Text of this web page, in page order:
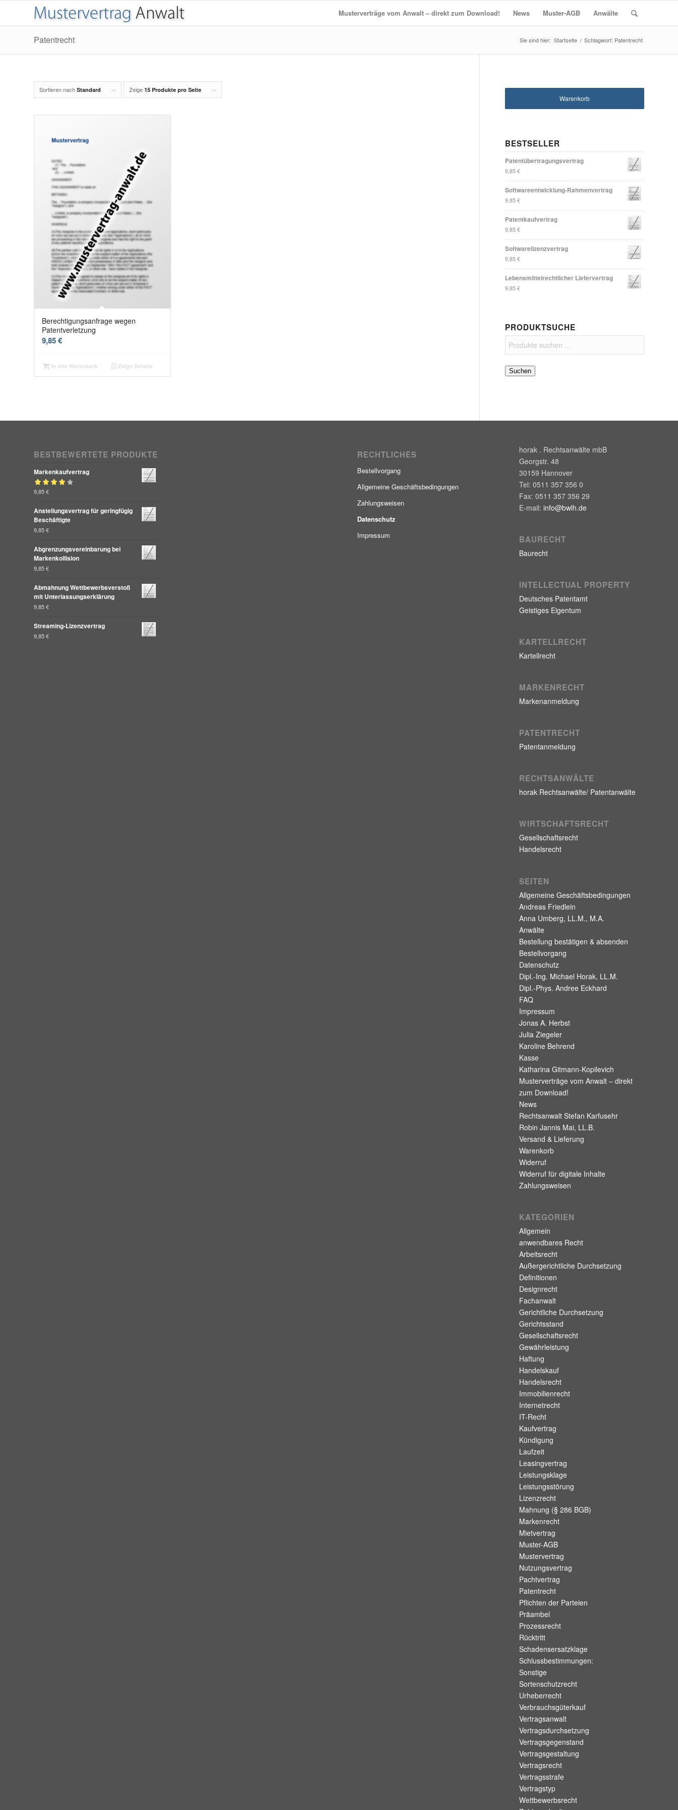
Musterverträge vom Anwalt – direkt zum Download! News Muster-AGB Anwälte
Patentrecht Startseite / Schlagwort: Patentrecht
Sortieren nach Standard Zeige 15 Produkte pro Seite
Berechtigungsanfrage wegen
Patentverletzung
9,85€
In den Warenkorb Zeige Details
Warenkorb
BESTSELLER
Patentübertragungsvertrag
9,85€
Softwareentwicklung-Rahmenvertrag
9,85€
Patentkaufvertrag
9,85€
Softwarelizenzvertrag
9,85€
Lebensmittelrechtlicher Liefervertrag
9,85€
PRODUKTSUCHE
Suchen
BESTBEWERTETE PRODUKTE
Markenkaufvertrag
Bewertet mit
9,85€
Anstellungsvertrag für geringfügig
Beschäftigte
9,85€
Abgrenzungsvereinbarung bei
Markenkollision
9,85€
Abmahnung Wettbewerbsverstoß
mit Unterlassungserklärung
9,85€
Streaming-Lizenzvertrag
9,85€
RECHTLICHES
Bestellvorgang
Allgemeine Geschäftsbedingungen
Zahlungsweisen
Datenschutz
Impressum
horak . Rechtsanwälte mbB
Georgstr. 48
30159 Hannover
Tel: 0511 357 356 0
Fax: 0511 357 356 29
E-mail: info@bwlh.de
BAURECHT
Baurecht
INTELLECTUAL PROPERTY
Deutsches Patentamt
Geistiges Eigentum
KARTELLRECHT
Kartellrecht
MARKENRECHT
Markenanmeldung
PATENTRECHT
Patentanmeldung
RECHTSANWÄLTE
horak Rechtsanwälte/ Patentanwälte
WIRTSCHAFTSRECHT
Gesellschaftsrecht
Handelsrecht
SEITEN
Allgemeine Geschäftsbedingungen
Andreas Friedlein
Anna Umberg, LL.M., M.A.
Anwälte
Bestellung bestätigen & absenden
Bestellvorgang
Datenschutz
Dipl.-Ing. Michael Horak, LL.M.
Dipl.-Phys. Andree Eckhard
FAQ
Impressum
Jonas A. Herbst
Julia Ziegeler
Karoline Behrend
Kasse
Katharina Gitmann-Kopilevich
Musterverträge vom Anwalt – direkt
zum Download!
News
Rechtsanwalt Stefan Karfusehr
Robin Jannis Mai, LL.B.
Versand & Lieferung
Warenkorb
Widerruf
Widerruf für digitale Inhalte
Zahlungsweisen
KATEGORIEN
Allgemein
anwendbares Recht
Arbeitsrecht
Außergerichtliche Durchsetzung
Definitionen
Designrecht
Fachanwalt
Gerichtliche Durchsetzung
Gerichtsstand
Gesellschaftsrecht
Gewährleistung
Haftung
Handelskauf
Handelsrecht
Immobilienrecht
Internetrecht
IT-Recht
Kaufvertrag
Kündigung
Laufzeit
Leasingvertrag
Leistungsklage
Leistungsstörung
Lizenzrecht
Mahnung (§ 286 BGB)
Markenrecht
Mietvertrag
Muster-AGB
Mustervertrag
Nutzungsvertrag
Pachtvertrag
Patentrecht
Pflichten der Parteien
Präambel
Prozessrecht
Rücktritt
Schadensersatzklage
Schlussbestimmungen:
Sonstige
Sortenschutzrecht
Urheberrecht
Verbrauchsgüterkauf
Vertragsanwalt
Vertragsdurchsetzung
Vertragsgegenstand
Vertragsgestaltung
Vertragsrecht
Vertragsstrafe
Vertragstyp
Wettbewerbsrecht